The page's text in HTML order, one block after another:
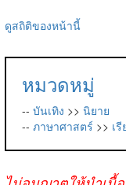
ดูสถิติของหน้านี้
หมวดหมู่
-- บันเทิง >> นิยาย
-- ภาษาศาสตร์ >> เ